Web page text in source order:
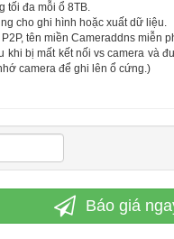
tối đa mỗi ổ 8TB.
cho ghi hình hoặc xuất dữ liệu.
tên miền Cameraddns miễn
khi bị mất kết nối vs camera và
camera để ghi lên ổ cứng.)
Báo giá